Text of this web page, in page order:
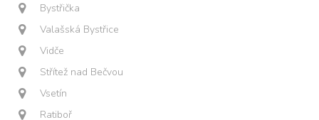
Bystřička
Valašská Bystřice
Vidče
Střítež nad Bečvou
Vsetín
Ratiboř